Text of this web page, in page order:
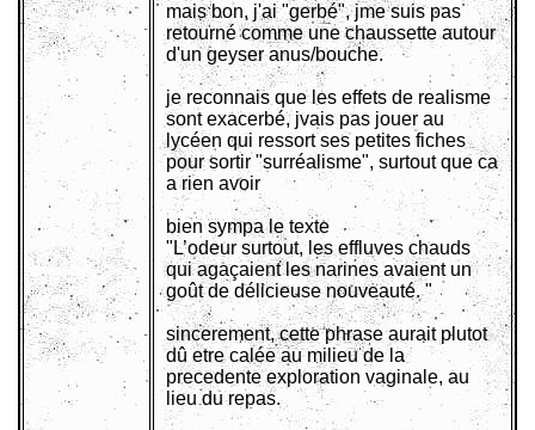
mais bon, j'ai "gerbé", jme suis pas
retourné comme une chaussette autour
d'un geyser anus/bouche.
je reconnais que les effets de realisme
sont exacerbé, jvais pas jouer au
lycéen qui ressort ses petites fiches
pour sortir "surréalisme", surtout que ca
a rien avoir
bien sympa le texte
"L’odeur surtout, les effluves chauds
qui agaçaient les narines avaient un
goût de délicieuse nouveauté. "
sincerement, cette phrase aurait plutot
dû etre calée au milieu de la
precedente exploration vaginale, au
lieu du repas.